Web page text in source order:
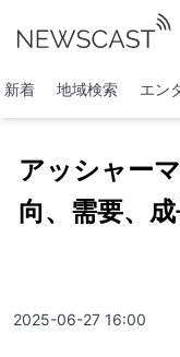
新着 地域検索 エン
アッシャー
向、需要、
2025-06-27 16:00